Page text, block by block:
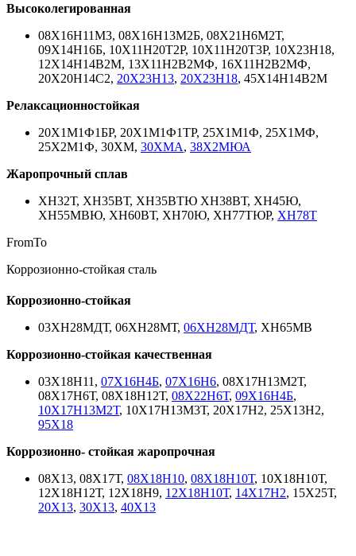
Высоколегированная
08Х16Н11М3, 08Х16Н13М2Б, 08Х21Н6М2Т,
09Х14Н16Б, 10Х11Н20Т2Р, 10Х11Н20Т3Р, 10Х23Н18,
12Х14Н14В2М, 13Х11Н2В2МФ, 16Х11Н2В2МФ,
20Х20Н14С2, 20Х23Н13, 20Х23Н18, 45Х14Н14В2М
Релаксационностойкая
20Х1М1Ф1БР, 20Х1М1Ф1ТР, 25Х1М1Ф, 25Х1МФ,
25Х2М1Ф, 30ХМ, 30ХМА, 38Х2МЮА
Жаропрочный сплав
ХН32Т, ХН35ВТ, ХН35ВТЮ ХН38ВТ, ХН45Ю,
ХН55МВЮ, ХН60ВТ, ХН70Ю, ХН77ТЮР, ХН78Т
FromTo
Коррозионно-стойкая сталь
Коррозионно-стойкая
03ХН28МДТ, 06ХН28МТ, 06ХН28МДТ, ХН65МВ
Коррозионно-стойкая качественная
03Х18Н11, 07Х16Н4Б, 07Х16Н6, 08Х17Н13М2Т,
08Х17Н6Т, 08Х18Н12Т, 08Х22Н6Т, 09Х16Н4Б,
10Х17Н13М2Т, 10Х17Н13М3Т, 20Х17Н2, 25Х13Н2,
95Х18
Коррозионно- стойкая жаропрочная
08Х13, 08Х17Т, 08Х18Н10, 08Х18Н10Т, 10Х18Н10Т,
12Х18Н12Т, 12Х18Н9, 12Х18Н10Т, 14Х17Н2, 15Х25Т,
20Х13, 30Х13, 40Х13